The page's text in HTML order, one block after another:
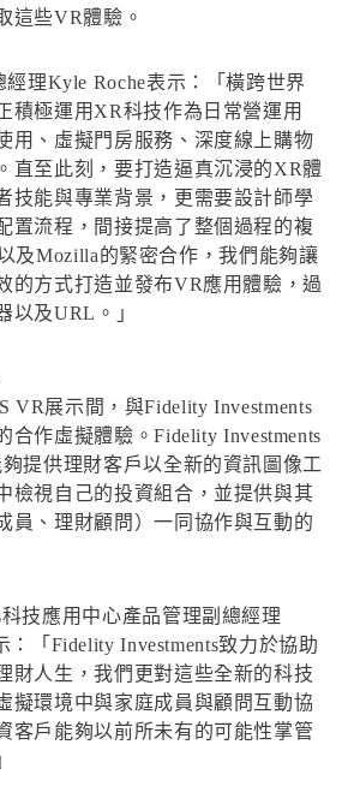
這些VR體驗。
經理Kyle Roche表示：「橫跨世界
積極運用XR科技作為日常營運用
用、虛擬門房服務、深度線上購物
直至此刻，要打造逼真沉浸的XR體
技能與專業背景，更需要設計師學
置流程，間接提高了整個過程的複
及Mozilla的緊密合作，我們能夠讓
的方式打造並發布VR應用體驗，過
以及URL。」
VR展示間，與Fidelity Investments
合作虛擬體驗。Fidelity Investments
提供理財客戶以全新的資訊圖像工
檢視自己的投資組合，並提供與其
員、理財顧問）一同協作與互動的
技應用中心產品管理副總經理
：「Fidelity Investments致力於協助
財人生，我們更對這些全新的科技
擬環境中與家庭成員與顧問互動協
客戶能夠以前所未有的可能性掌管